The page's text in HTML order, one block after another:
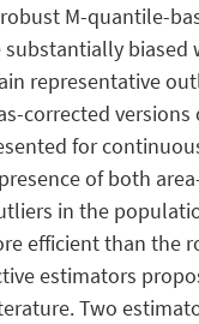
M-quantile-
biased
representative
corrected versions
for
of both
in the
efficient than the
estimators
Two